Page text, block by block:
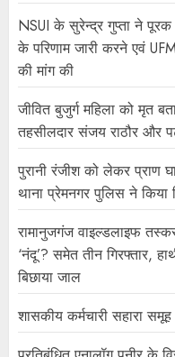
NSUI के सुरेन्द्र गुप्ता ने पूरक
के परिणाम जारी करने एवं
की मांग की
जीवित बुजुर्ग महिला को मृत
तहसीलदार संजय राठौर और
पुरानी रंजीश को लेकर प्राण
थाना प्रेमनगर पुलिस ने किया
रामानुजगंज वाइल्डलाइफ
‘नंदू’? समेत तीन
बिछाया जाल
शासकीय कर्मचारी सहारा